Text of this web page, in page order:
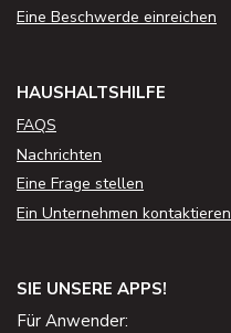
Eine Beschwerde einreichen
HAUSHALTSHILFE
FAQS
Nachrichten
Eine Frage stellen
Ein Unternehmen kontaktieren
SIE UNSERE APPS!
Für Anwender: